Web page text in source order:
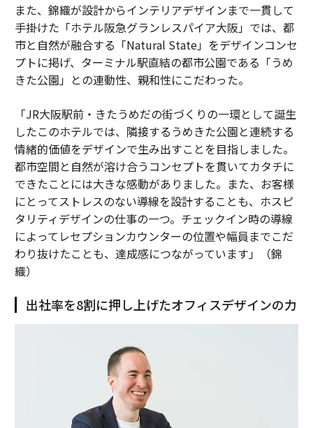
また、錦織が設計からインテリアデザインまで一貫して
手掛けた「ホテル阪急グランレスパイア大阪」では、都
市と自然が融合する「Natural State」をデザインコンセ
プトに掲げ、ターミナル駅直結の都市公園である「うめ
きた公園」との連動性、親和性にこだわった。
「JR大阪駅前・きたうめだの街づくりの一環として誕生
したこのホテルでは、隣接するうめきた公園と連続する
情緒的価値をデザインで生み出すことを目指しました。
都市空間と自然が溶け合うコンセプトを貫いてカタチに
できたことには大きな感動がありました。また、お客様
にとってストレスのない導線を設計することも、ホスピ
タリティデザインの仕事の一つ。チェックイン時の導線
によってレセプションカウンターの位置や幅員までこだ
わり抜けたことも、達成感につながっています」（錦
織）
出社率を8割に押し上げたオフィスデザインの力